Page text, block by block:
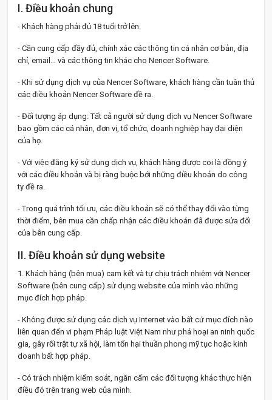
I. Điều khoản chung
- Khách hàng phải đủ 18 tuổi trở lên.
- Cần cung cấp đầy đủ, chính xác các thông tin cá nhân cơ bản, địa
chỉ, email… và các thông tin khác cho Nencer Software.
- Khi sử dụng dịch vụ của Nencer Software, khách hàng cần tuân thủ
các điều khoản Nencer Software đề ra.
- Đối tượng áp dụng: Tất cả người sử dụng dịch vụ Nencer Software
bao gồm các cá nhân, đơn vị, tổ chức, doanh nghiệp hay đại diện
của họ.
- Với việc đăng ký sử dụng dịch vụ, khách hàng được coi là đồng ý
với các điều khoản và bị ràng buộc bới những điều khoản do công
ty đề ra.
- Trong quá trình tối ưu, các điều khoản sẽ có thể thay đổi vào từng
thời điểm, bên mua cần chấp nhận các điều khoản đã được sửa đổi
của bên cung cấp.
II. Điều khoản sử dụng website
1. Khách hàng (bên mua) cam kết và tự chịu trách nhiệm với Nencer
Software (bên cung cấp) sử dụng website của mình vào những
mục đích hợp pháp.
- Không được sử dụng các dịch vụ Internet vào bất cứ mục đích nào
liên quan đến vi phạm Pháp luật Việt Nam như phá hoại an ninh quốc
gia, gây rối trật tự xã hội, làm tổn hại thuần phong mỹ tục hoặc kinh
doanh bất hợp pháp.
- Có trách nhiệm kiểm soát, ngăn cấm các đối tượng khác thực hiện
điều đó trên trang web của mình.